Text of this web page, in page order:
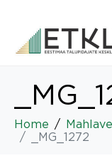
Home
_MG_1272